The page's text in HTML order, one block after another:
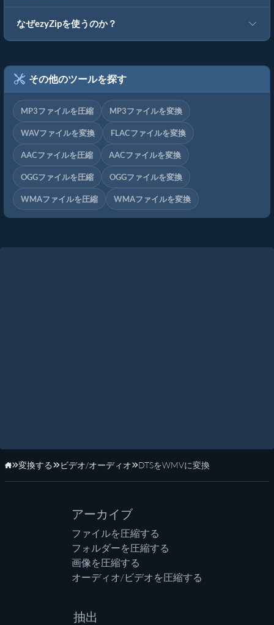
なぜezyZipを使うのか？
その他のツールを探す
MP3ファイルを圧縮 MP3ファイルを変換
WAVファイルを変換 FLACファイルを変換
AACファイルを圧縮 AACファイルを変換
OGGファイルを圧縮 OGGファイルを変換
WMAファイルを圧縮 WMAファイルを変換
ホーム
変換する ビデオ/オーディオ DTSをWMVに変換
アーカイブ
ファイルを圧縮する
フォルダーを圧縮する
画像を圧縮する
オーディオ/ビデオを圧縮する
抽出